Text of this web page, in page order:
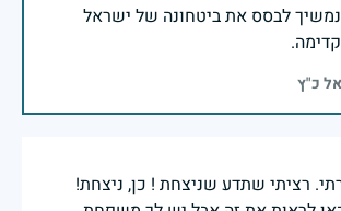
לבסס את ביטחונה של ישראל
כ"ץ
רציתי שתדע שניצחת ! כן, ניצחת!